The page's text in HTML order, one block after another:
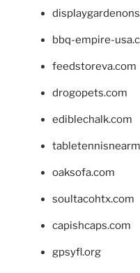
bbq-empire-
feedstoreva.com
drogopets.com
ediblechalk.com
oaksofa.com
soultacohtx.com
capishcaps.com
gpsyfl.org